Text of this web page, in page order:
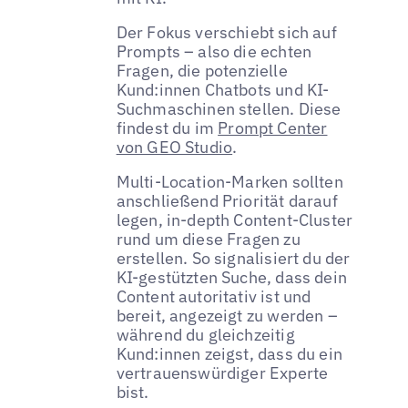
Der Fokus verschiebt sich auf
Prompts – also die echten
Fragen, die potenzielle
Kund:innen Chatbots und KI-
Suchmaschinen stellen. Diese
findest du im Prompt Center
von GEO Studio.
Multi-Location-Marken sollten
anschließend Priorität darauf
legen, in-depth Content-Cluster
rund um diese Fragen zu
erstellen. So signalisiert du der
KI-gestützten Suche, dass dein
Content autoritativ ist und
bereit, angezeigt zu werden –
während du gleichzeitig
Kund:innen zeigst, dass du ein
vertrauenswürdiger Experte
bist.